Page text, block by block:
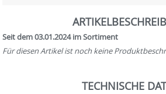
Seit dem 03.01.2024 im Sortiment
Für diesen Artikel ist noch keine
TECHNISCHE